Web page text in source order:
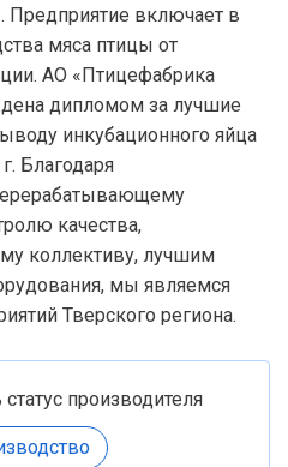
Предприятие включает в
мяса птицы от
АО «Птицефабрика
дипломом за лучшие
инкубационного яйца
Благодаря
качества,
коллективу, лучшим
мы являемся
Тверского региона.
производителя